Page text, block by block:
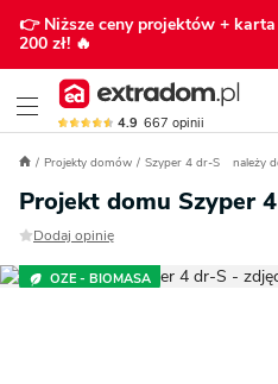
👉 Niższe ceny projektów +
200 zł! 🔥
4.9 667 opinii
Projekty domów Szyper 4 dr-S należy
Projekt domu Szyper
Dodaj opinię
OZE - BIOMASA